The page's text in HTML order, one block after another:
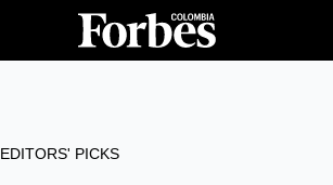
EDITORS' PICKS